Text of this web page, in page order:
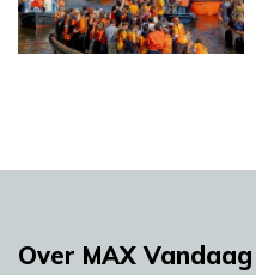
Over MAX Vandaag